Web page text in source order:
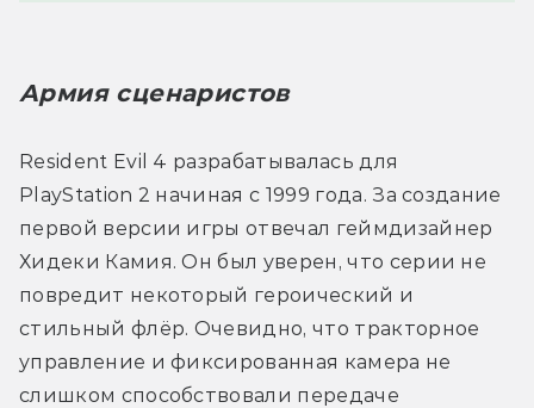
Армия сценаристов
Resident Evil 4 разрабатывалась для
PlayStation 2 начиная с 1999 года. За создание
первой версии игры отвечал геймдизайнер
Хидеки Камия. Он был уверен, что серии не
повредит некоторый героический и
стильный флёр. Очевидно, что тракторное
управление и фиксированная камера не
слишком способствовали передаче